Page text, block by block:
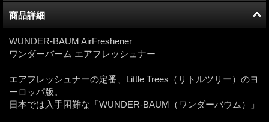
商品詳細
WUNDER-BAUM AirFreshener
ワンダーバーム エアフレッシュナー
エアフレッシュナーの定番、Little Trees（リトルツリー）のヨ
ーロッパ版。
日本では入手困難な「WUNDER-BAUM（ワンダーバウム）」